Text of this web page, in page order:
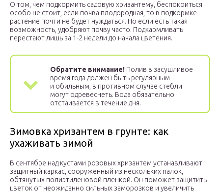
О том, чем подкормить садовую хризантему, беспокоиться
особо не стоит, если почва плодородная, то в подкормке
растение почти не будет нуждаться. Но если есть такая
возможность, удобряют почву часто. Подкармливать
перестают лишь за 1-2 недели до начала цветения.
Обратите внимание! Полив в засушливое
время года должен быть регулярным
и обильным, в противном случае стебли
могут одревеснеть. Вода обязательно
отстаивается в течение дня.
Зимовка хризантем в грунте: как
ухаживать зимой
В сентябре над кустами розовых хризантем устанавливают
защитный каркас, сооруженный из нескольких палок,
обтянутых полиэтиленовой пленкой. Он поможет защитить
цветок от неожиданно сильных заморозков и увеличить